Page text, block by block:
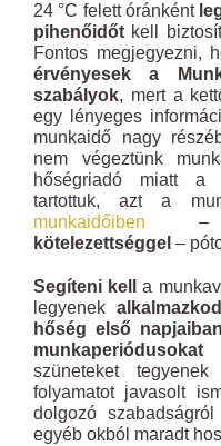
24 °C felett óránként
pihenőidőt kell
Fontos megjegyezni,
érvényesek a
szabályok, mert a
egy lényeges
munkaidő nagy
nem végeztünk
hőségriadó miatt a
tartottuk, azt a
munkaidőiben –
kötelezettséggel –
Segíteni kell
a
legyenek
hőség első
munkaperiódusokat
szüneteket
folyamatot javasolt
dolgozó
egyéb okból maradt